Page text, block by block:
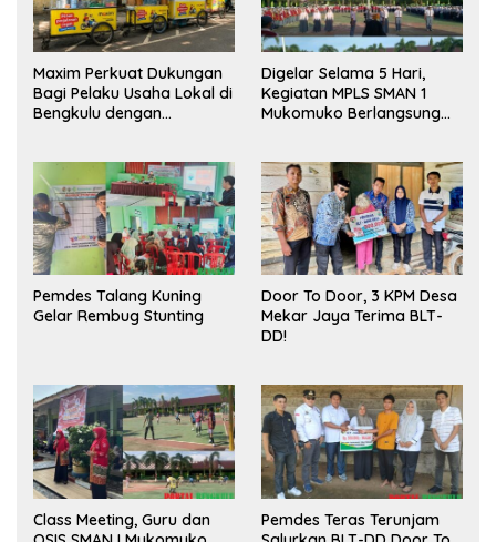
Maxim Perkuat Dukungan
Bagi Pelaku Usaha Lokal di
Bengkulu dengan
Pasar
Digelar Selama 5 Hari,
Kegiatan MPLS SMAN 1
Mukomuko Berlangsung
Pemdes Talang Kuning
Gelar Rembug Stunting
Door To Door, 3 KPM Desa
Mekar Jaya Terima BLT-
DD!
Class Meeting, Guru dan
Pemdes Teras Terunjam